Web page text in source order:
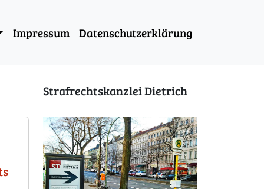
Impressum Datenschutzerklärung
Strafrechtskanzlei Dietrich